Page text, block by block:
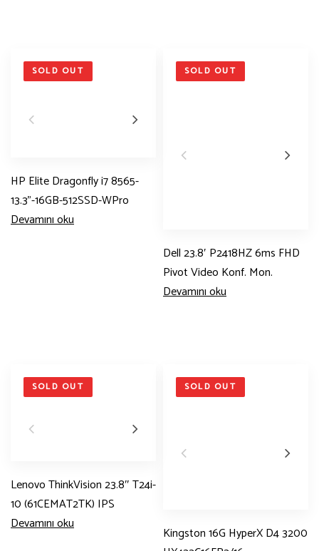
SOLD OUT
HP Elite Dragonfly i7 8565-
13.3”-16GB-512SSD-WPro
Devamını oku
SOLD OUT
Dell 23.8′ P2418HZ 6ms FHD
Pivot Video Konf. Mon.
Devamını oku
SOLD OUT
Lenovo ThinkVision 23.8″ T24i-
10 (61CEMAT2TK) IPS
Devamını oku
SOLD OUT
Kingston 16G HyperX D4 3200